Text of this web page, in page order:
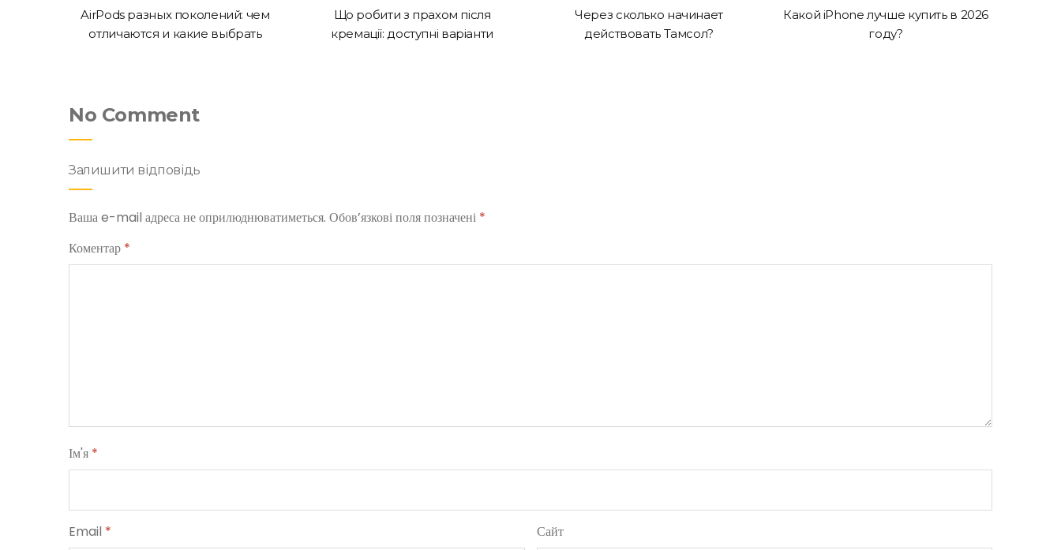
AirPods разных поколений: чем
отличаются и какие выбрать
Що робити з прахом після
кремації: доступні варіанти
Через сколько начинает
действовать Тамсол?
Какой iPhone лучше купить в 2026
году?
No Comment
Залишити відповідь
Ваша e-mail адреса не оприлюднюватиметься. Обов’язкові поля позначені *
Коментар *
Ім'я *
Email * Сайт